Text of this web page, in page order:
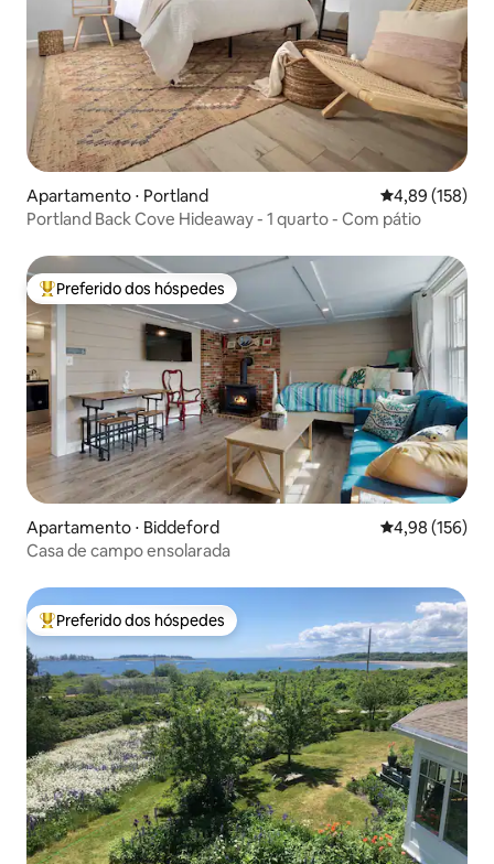
Apartamento ⋅ Portland 4,89 de uma
4,89 (158)
Portland Back Cove Hideaway - 1 quarto - Com pátio
Entre os melhores preferidos dos hóspedes
Preferido dos hóspedes
Apartamento ⋅ Biddeford 4,98 de uma
4,98 (156)
Casa de campo ensolarada
Entre os melhores preferidos dos hóspedes
Preferido dos hóspedes